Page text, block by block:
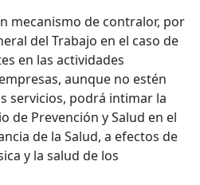
mecanismo de contralor, por
del Trabajo en el caso de
en las actividades
aunque no estén
servicios, podrá intimar la
de Prevención y Salud en el
de la Salud, a efectos de
y la salud de los